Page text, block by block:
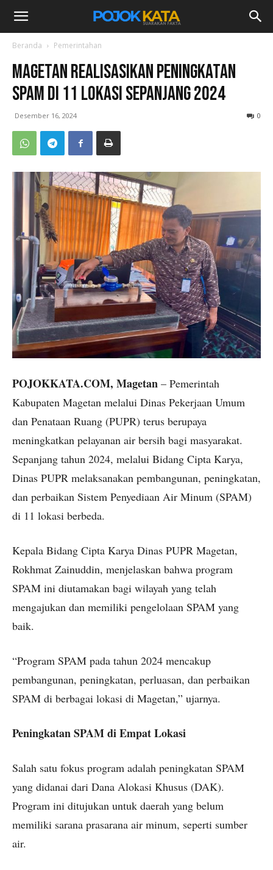
Beranda Pemerintahan
Magetan Realisasikan Peningkatan
SPAM di 11 Lokasi Sepanjang 2024
Desember 16, 2024 0
POJOKKATA.COM, Magetan – Pemerintah
Kabupaten Magetan melalui Dinas Pekerjaan Umum
dan Penataan Ruang (PUPR) terus berupaya
meningkatkan pelayanan air bersih bagi masyarakat.
Sepanjang tahun 2024, melalui Bidang Cipta Karya,
Dinas PUPR melaksanakan pembangunan, peningkatan,
dan perbaikan Sistem Penyediaan Air Minum (SPAM)
di 11 lokasi berbeda.
Kepala Bidang Cipta Karya Dinas PUPR Magetan,
Rokhmat Zainuddin, menjelaskan bahwa program
SPAM ini diutamakan bagi wilayah yang telah
mengajukan dan memiliki pengelolaan SPAM yang
baik.
“Program SPAM pada tahun 2024 mencakup
pembangunan, peningkatan, perluasan, dan perbaikan
SPAM di berbagai lokasi di Magetan,” ujarnya.
Peningkatan SPAM di Empat Lokasi
Salah satu fokus program adalah peningkatan SPAM
yang didanai dari Dana Alokasi Khusus (DAK).
Program ini ditujukan untuk daerah yang belum
memiliki sarana prasarana air minum, seperti sumber
air.